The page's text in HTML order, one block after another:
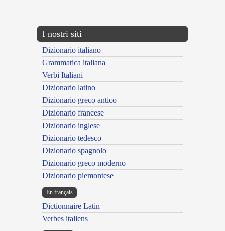
I nostri siti
Dizionario italiano
Grammatica italiana
Verbi Italiani
Dizionario latino
Dizionario greco antico
Dizionario francese
Dizionario inglese
Dizionario tedesco
Dizionario spagnolo
Dizionario greco moderno
Dizionario piemontese
En français
Dictionnaire Latin
Verbes italiens